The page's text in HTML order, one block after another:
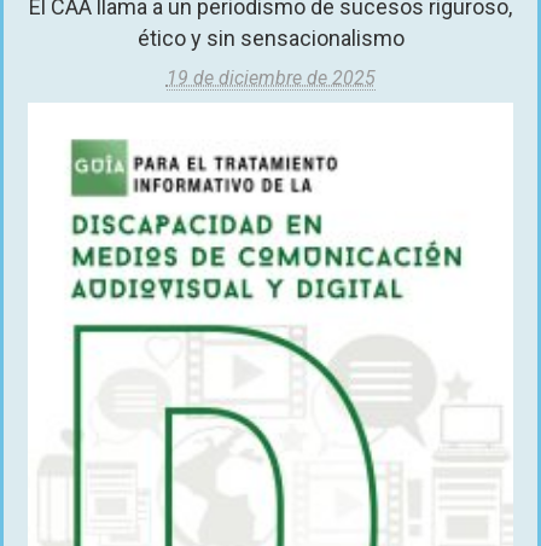
El CAA llama a un periodismo de sucesos riguroso,
ético y sin sensacionalismo
19 de diciembre de 2025